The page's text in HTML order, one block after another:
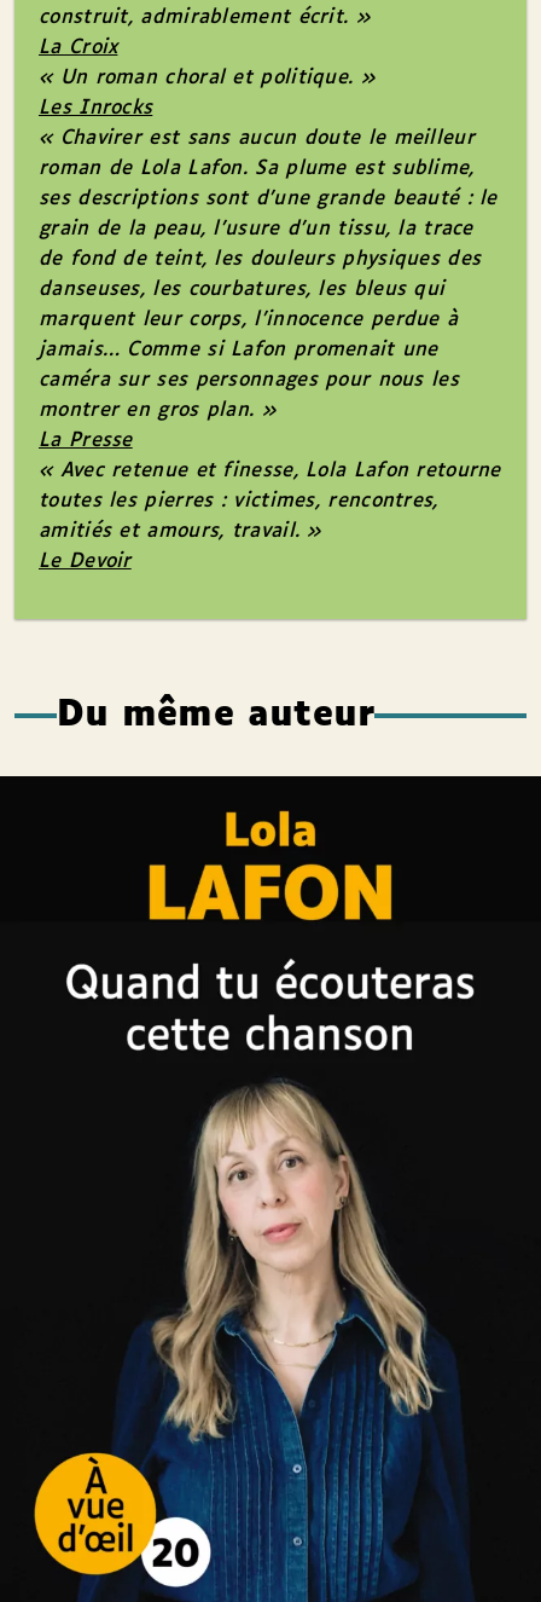
construit, admirablement écrit. »
La Croix
« Un roman choral et politique. »
Les Inrocks
« Chavirerest sans aucun doute le meilleur
roman de Lola Lafon. Sa plume est sublime,
ses descriptions sont d’une grande beauté : le
grain de la peau, l’usure d’un tissu, la trace
de fond de teint, les douleurs physiques des
danseuses, les courbatures, les bleus qui
marquent leur corps, l’innocence perdue à
jamais… Comme si Lafon promenait une
caméra sur ses personnages pour nous les
montrer en gros plan. »
La Presse
« Avec retenue et finesse, Lola Lafon retourne
toutes les pierres : victimes, rencontres,
amitiés et amours, travail. »
Le Devoir
Du même auteur
Quand tu écouteras cette chanson
Lola Lafon
24€